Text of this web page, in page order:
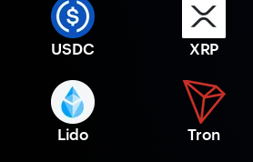
USDC XRP
Lido Tron